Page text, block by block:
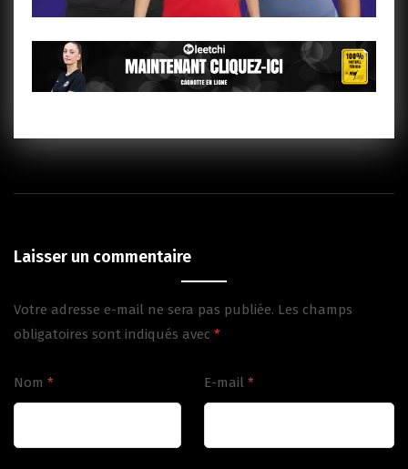
Laisser un commentaire
Votre adresse e-mail ne sera pas publiée. Les champs
obligatoires sont indiqués avec *
Nom * E-mail *